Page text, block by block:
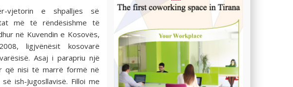
vjetorin e shpalljes së
më të rëndësishme të
në Kuvendin e Kosovës,
ligjvënësit kosovarë
Asaj i parapriu një
që nisi të marrë formë në
ish-Jugosllavisë. Filloi me